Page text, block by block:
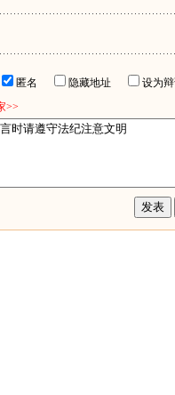
匿名 隐藏地址
设为
>>